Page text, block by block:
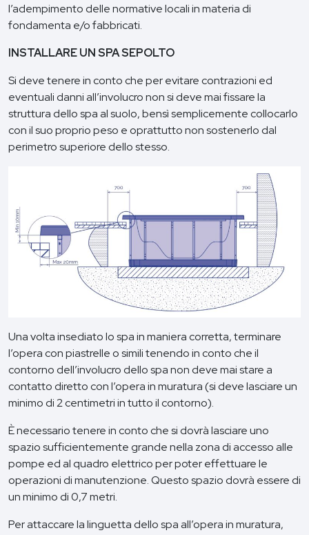
l’adempimento delle normative locali in materia di
fondamenta e/o fabbricati.
INSTALLARE UN SPA SEPOLTO
Si deve tenere in conto che per evitare contrazioni ed
eventuali danni all’involucro non si deve mai fissare la
struttura dello spa al suolo, bensì semplicemente collocarlo
con il suo proprio peso e oprattutto non sostenerlo dal
perimetro superiore dello stesso.
Una volta insediato lo spa in maniera corretta, terminare
l’opera con piastrelle o simili tenendo in conto che il
contorno dell’involucro dello spa non deve mai stare a
contatto diretto con l’opera in muratura (si deve lasciare un
minimo di 2 centimetri in tutto il contorno).
È necessario tenere in conto che si dovrà lasciare uno
spazio sufficientemente grande nella zona di accesso alle
pompe ed al quadro elettrico per poter effettuare le
operazioni di manutenzione. Questo spazio dovrà essere di
un minimo di 0,7 metri.
Per attaccare la linguetta dello spa all’opera in muratura,